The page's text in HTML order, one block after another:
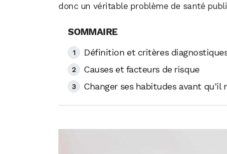
donc un véritable problème de santé
Définition et critères
Causes et facteurs de risque
Changer ses habitudes avant